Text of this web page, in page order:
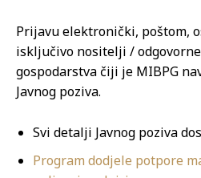
Prijavu elektronički, poštom,
isključivo nositelji /
gospodarstva čiji je MIBPG
Javnog poziva.
Svi detalji Javnog poziva
Program dodjele potpore